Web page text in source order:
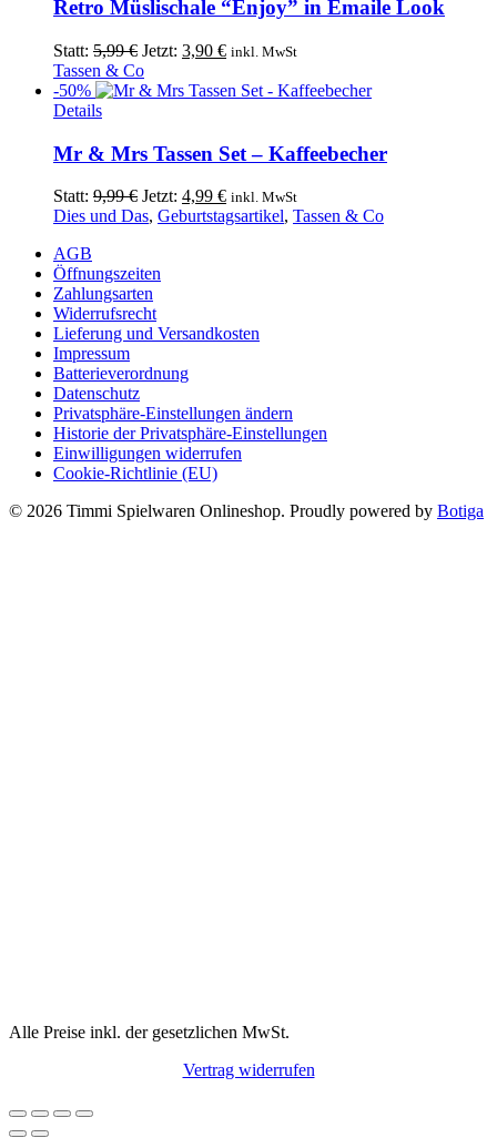
mehrere
Varianten
auf.
Die
Optionen
können
auf
der
gewählt
werden
Retro Müslischale “Enjoy” in Emaile Look
Statt: 5,99€ Ursprünglicher
Preis
war:
Jetzt: 3,90 €Aktueller
ist:
inkl. MwSt
Tassen & Co
-50%
Details
Mr & Mrs Tassen Set – Kaffeebecher
Statt: 9,99€ Ursprünglicher
Preis
Jetzt: 4,99 €Aktueller
Preis
inkl. MwSt
Dies und Das, Geburtstagsartikel, Tassen & Co
AGB
Öffnungszeiten
Zahlungsarten
Widerrufsrecht
Lieferung und Versandkosten
Impressum
Batterieverordnung
Datenschutz
Privatsphäre-Einstellungen ändern
Historie der Privatsphäre-Einstellungen
Einwilligungen widerrufen
Cookie-Richtlinie (EU)
© 2026 Timmi Spielwaren Onlineshop. Proudly powered by Botiga
Alle Preise inkl. der gesetzlichen MwSt.
Vertrag widerrufen